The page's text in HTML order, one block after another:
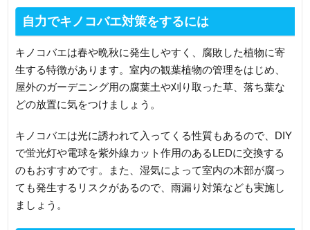
自力でキノコバエ対策をするには
キノコバエは春や晩秋に発生しやすく、腐敗した植物に寄
生する特徴があります。室内の観葉植物の管理をはじめ、
屋外のガーデニング用の腐葉土や刈り取った草、落ち葉な
どの放置に気をつけましょう。
キノコバエは光に誘われて入ってくる性質もあるので、DIY
で蛍光灯や電球を紫外線カット作用のあるLEDに交換する
のもおすすめです。また、湿気によって室内の木部が腐っ
ても発生するリスクがあるので、雨漏り対策なども実施し
ましょう。